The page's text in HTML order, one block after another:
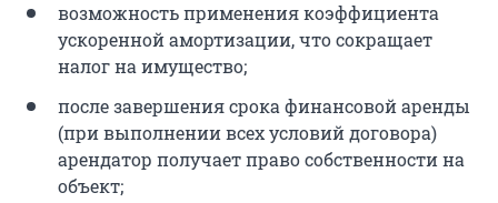
возможность применения коэффициента
ускоренной амортизации, что сокращает
налог на имущество;
после завершения срока финансовой аренды
(при выполнении всех условий договора)
арендатор получает право собственности на
объект;